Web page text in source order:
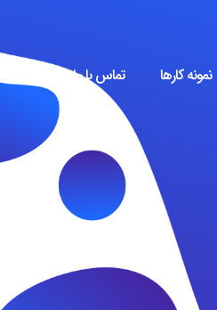
نمونه کارها تماس با ما